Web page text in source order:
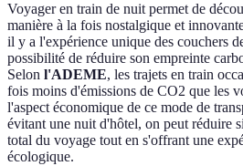
Voyager en train de nuit permet de
manière à la fois nostalgique et
il y a l'expérience unique des couchers
possibilité de réduire son empreinte
Selon l'ADEME, les trajets en train
fois moins d'émissions de CO2 que les
l'aspect économique de ce mode de
évitant une nuit d'hôtel, on peut réduire
total du voyage tout en s'offrant une
écologique.